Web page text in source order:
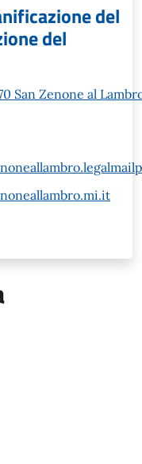
del
del
San Zenone al